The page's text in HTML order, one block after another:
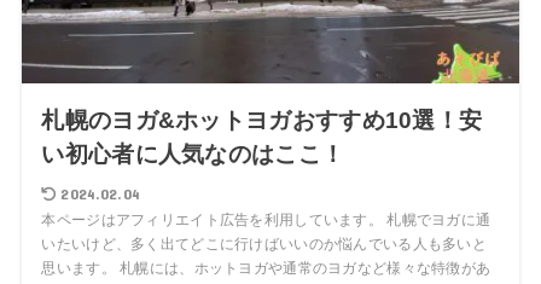
札幌のヨガ&ホットヨガおすすめ10選！安
い初心者に人気なのはここ！
2024.02.04
本ページはアフィリエイト広告を利用しています。 札幌でヨガに通
いたいけど、多く出てどこに行けばいいのか悩んでいる人も多いと
思います。 札幌には、ホットヨガや通常のヨガなど様々な特徴があ